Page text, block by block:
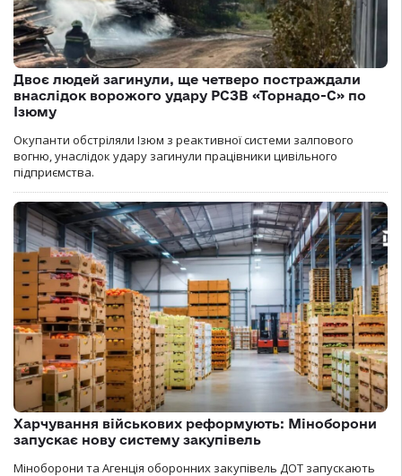
Двоє людей загинули, ще четверо постраждали
внаслідок ворожого удару РСЗВ «Торнадо-С» по
Ізюму
Окупанти обстріляли Ізюм з реактивної системи залпового
вогню, унаслідок удару загинули працівники цивільного
підприємства.
Харчування військових реформують: Міноборони
запускає нову систему закупівель
Міноборони та Агенція оборонних закупівель ДОТ запускають